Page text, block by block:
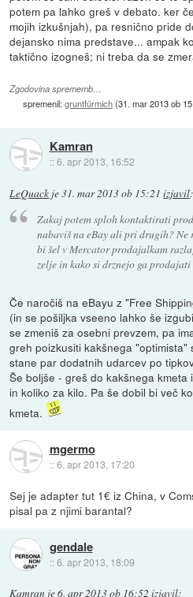
potem pa lahko greš v debato. ker
mojih izkušnjah), pa resnično pride
dejansko nima predstave... ampak
taktično izogneš; ni treba da se
Zgodovina sprememb…
spremenil:gruntfürmich(31. mar 2013 ob
Kamran
::6. apr 2013, 16:52
LeQuack je31. mar 2013 ob 15:21 izjavil:
Zakaj potem sploh kontaktirati
nabaviš na eBay ali pri drugih? Ne
bi šel v Mercator prodajalkam
zelje in kako si drznejo ga prodajati
Če naročiš na eBayu z "Free
(in se pošiljka vseeno lahko še
se zmeniš za osebni prevzem, pa
greh poizkusiti kakšnega
stane par dodatnih udarcev po
Še boljše - greš do kakšnega
in koliko za kilo. Pa še dobil bi več
kmeta.
mgermo
::6. apr 2013, 17:20
Sej je adapter tut 1€ iz China, v
pisal pa z njimi barantal?
gendale
::6. apr 2013, 18:09
Kamran je6. apr 2013 ob 16:52 izjavil: